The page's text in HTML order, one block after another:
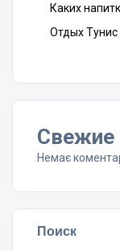
Каких
Отдых Тунис
Свежие
Немає
Поиск